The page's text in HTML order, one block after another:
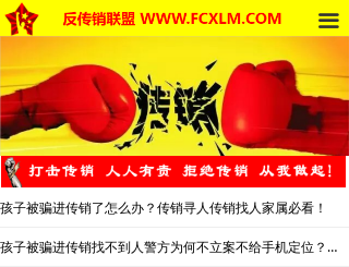
끀
首页
法律法规
反传销动态
反传销动态
受害者讲述
孩子被骗进传销了怎么办？传销寻人传销找人家属必看！
孩子被骗进传销找不到人警方为何不立案不给手机定位？警察不管怎么办？